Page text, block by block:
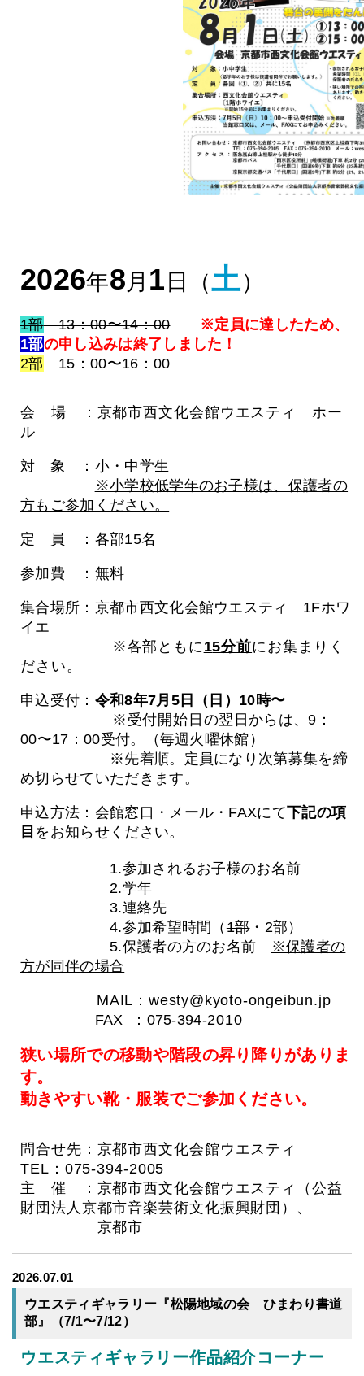
2026年8月 1 日（土）
1部13：00〜14：00
※定員に達したため、
1部の申し込みは終了しました！
2部 15：00〜16：00
会 場 ：京都市西文化会館ウエスティ ホー
ル
対 象 ：小・中学生
※小学校低学年のお子様は、保護者の
方もご参加ください。
定 員 ：各部15名
参加費 ：無料
集合場所：京都市西文化会館ウエスティ 1Fホワ
イエ
※各部ともに15分前にお集まりく
ださい。
申込受付： 令和8年7月5日（日）10時〜
※受付開始日の翌日からは、9：
00〜17：00受付。（毎週火曜休館）
※先着順。定員になり次第募集を締
め切らせていただきます。
申込方法：会館窓口・メール・FAXにて下記の項
目 をお知らせください。
1.参加されるお子様のお名前
2.学年
3.連絡先
4.参加希望時間（1部・2部）
5.保護者の方のお名前
※保護者の
方が同伴の場合
MAIL：westy@kyoto-ongeibun.jp
FAX ：075-394-2010
狭い場所での移動や階段の昇り降りがありま
す。
動きやすい靴・服装でご参加ください。
問合せ先：京都市西文化会館ウエスティ
TEL：075-394-2005
主 催 ：京都市西文化会館ウエスティ（公益
財団法人京都市音楽芸術文化振興財団）、
京都市
2026.07.01
ウエスティギャラリー『松陽地域の会 ひまわり書道
部』（7/1〜7/12）
ウエスティギャラリー作品紹介コーナー